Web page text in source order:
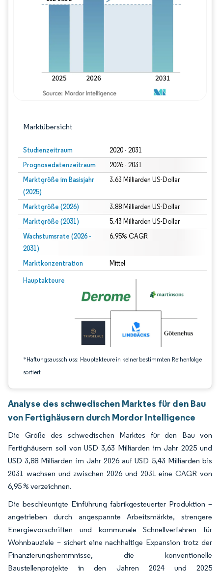
Marktübersicht
Studienzeitraum 2020 - 2031
Prognosedatenzeitraum 2026 - 2031
Marktgröße im Basisjahr
(2025)
3.63 Milliarden US-Dollar
Marktgröße (2026) 3.88 Milliarden US-Dollar
Marktgröße (2031) 5.43 Milliarden US-Dollar
Wachstumsrate (2026 -
2031)
6.95% CAGR
Marktkonzentration Mittel
Hauptakteure
*Haftungsausschluss: Hauptakteure in keiner bestimmten Reihenfolge
sortiert
Bild © Mordor Intelligence. Wiederverwendung erfordert Namensnennung
Analyse des schwedischen Marktes für den Bau
von Fertighäusern durch Mordor Intelligence
Die Größe des schwedischen Marktes für den Bau von
Fertighäusern soll von USD 3,63 Milliarden im Jahr 2025 und
USD 3,88 Milliarden im Jahr 2026 auf USD 5,43 Milliarden bis
2031 wachsen und zwischen 2026 und 2031 eine CAGR von
6,95 % verzeichnen.
Die beschleunigte Einführung fabrikgesteuerter Produktion –
angetrieben durch angespannte Arbeitsmärkte, strengere
Energievorschriften und kommunale Schnellverfahren für
Wohnbauziele – sichert eine nachhaltige Expansion trotz der
Finanzierungshemmnisse, die konventionelle
Baustellenprojekte in den Jahren 2024 und 2025